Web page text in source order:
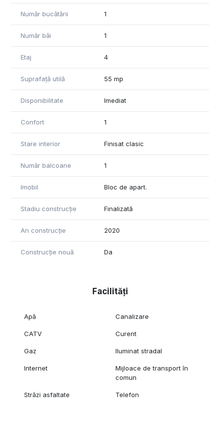
Număr bucătării 1
Număr băi 1
Etaj 4
Suprafață utilă 55 mp
Disponibilitate Imediat
Confort 1
Stare interior Finisat clasic
Număr balcoane 1
Imobil Bloc de apart.
Stadiu construcție Finalizată
An construcție 2020
Construcție nouă Da
Facilități
Apă Canalizare
CATV Curent
Gaz Iluminat stradal
Internet
Mijloace de transport în
comun
Străzi asfaltate Telefon